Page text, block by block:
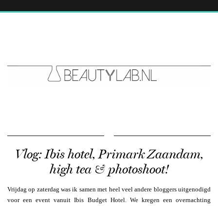
Vlog: Ibis hotel, Primark Zaandam,
high tea & photoshoot!
Vrijdag op zaterdag was ik samen met heel veel andere bloggers uitgenodigd
voor een event vanuit Ibis Budget Hotel. We kregen een overnachting